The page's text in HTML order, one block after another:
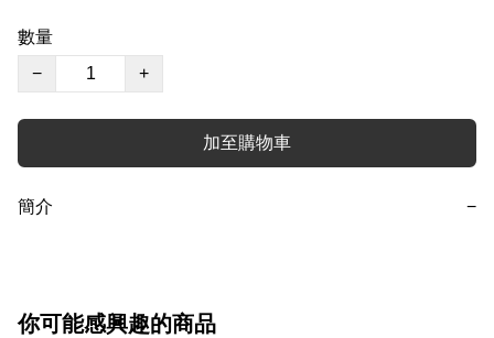
數量
−
+
加至購物車
簡介 −
你可能感興趣的商品